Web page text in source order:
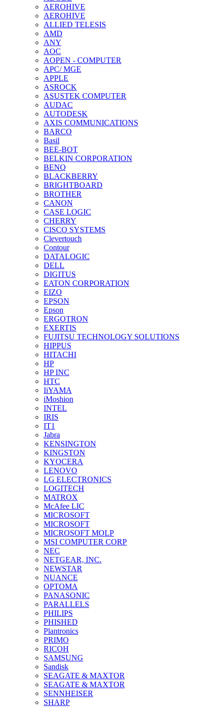
AEROHIVE
AEROHIVE
ALLIED TELESIS
AMD
ANY
AOC
AOPEN - COMPUTER
APC/ MGE
APPLE
ASROCK
ASUSTEK COMPUTER
AUDAC
AUTODESK
AXIS COMMUNICATIONS
BARCO
Basil
BEE-BOT
BELKIN CORPORATION
BENQ
BLACKBERRY
BRIGHTBOARD
BROTHER
CANON
CASE LOGIC
CHERRY
CISCO SYSTEMS
Clevertouch
Contour
DATALOGIC
DELL
DIGITUS
EATON CORPORATION
EIZO
EPSON
Epson
ERGOTRON
EXERTIS
FUJITSU TECHNOLOGY SOLUTIONS
HIPPUS
HITACHI
HP
HP INC
HTC
IiYAMA
iMoshion
INTEL
IRIS
IT1
Jabra
KENSINGTON
KINGSTON
KYOCERA
LENOVO
LG ELECTRONICS
LOGITECH
MATROX
McAfee LIC
MICROSOFT
MICROSOFT
MICROSOFT MOLP
MSI COMPUTER CORP
NEC
NETGEAR, INC.
NEWSTAR
NUANCE
OPTOMA
PANASONIC
PARALLELS
PHILIPS
PHISHED
Plantronics
PRIMO
RICOH
SAMSUNG
Sandisk
SEAGATE & MAXTOR
SEAGATE & MAXTOR
SENNHEISER
SHARP